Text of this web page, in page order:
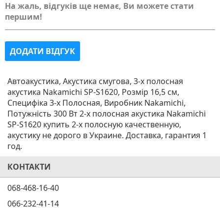
На жаль, відгуків ще немає, Ви можете стати
першим!
ДОДАТИ ВІДГУК
Автоакустика, Акустика смугова, 3-х полосная
акустика Nakamichi SP-S1620, Розмір 16,5 см,
Специфіка 3-х Полосная, Виробник Nakamichi,
Потужність 300 Вт 2-х полосная акустика Nakamichi
SP-S1620 купить 2-х полосную качественную,
акустику не дорого в Украине. Доставка, гарантия 1
год.
КОНТАКТИ
068-468-16-40
066-232-41-14